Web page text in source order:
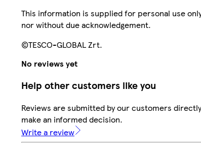
This information is supplied for personal use
nor without due acknowledgement.
©TESCO-GLOBAL Zrt.
No reviews yet
Help other customers like you
Reviews are submitted by our customers
make an informed decision.
Write a review